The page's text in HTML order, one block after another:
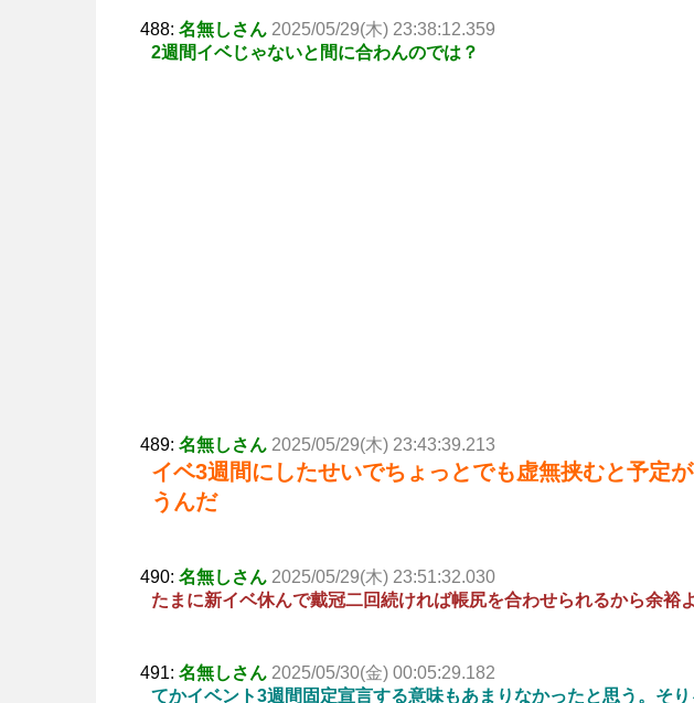
488: 名無しさん 2025/05/29(木) 23:38:12.359
2週間イベじゃないと間に合わんのでは？
489: 名無しさん 2025/05/29(木) 23:43:39.213
イベ3週間にしたせいでちょっとでも虚無挟むと予定
うんだ
490: 名無しさん 2025/05/29(木) 23:51:32.030
たまに新イベ休んで戴冠二回続ければ帳尻を合わせられるから余裕よ
491: 名無しさん 2025/05/30(金) 00:05:29.182
てかイベント3週間固定宣言する意味もあまりなかったと思う。そ